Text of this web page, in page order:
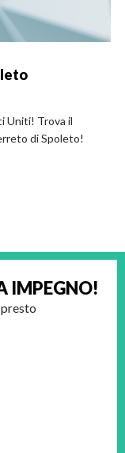
Uniti! Trova il
di Spoleto!
IMPEGNO!